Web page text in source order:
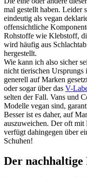
mal gestellt haben. Leider
eindeutig als vegan
offensichtliche
Rohstoffe wie Klebstoff,
wird häufig aus
hergestellt.
Wie kann ich also sicher
nicht tierischen Ursprungs
generell auf Marken
oder sogar über das V-
selten der Fall. Vans und
Modelle vegan sind,
Besser ist es daher, auf
auszuweichen. Der oft mit
verfügt dahingegen über
Schuhen!
Der